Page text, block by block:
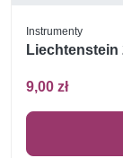
Instrumenty
Liechtenstein
9,00 zł